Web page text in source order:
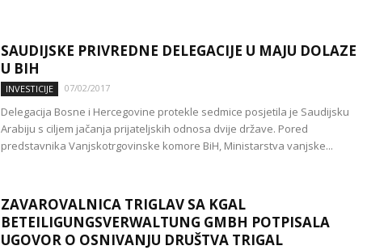
SAUDIJSKE PRIVREDNE DELEGACIJE U MAJU DOLAZE
U BIH
INVESTICIJE 07/02/2017
Delegacija Bosne i Hercegovine protekle sedmice posjetila je Saudijsku
Arabiju s ciljem jačanja prijateljskih odnosa dvije države. Pored
predstavnika Vanjskotrgovinske komore BiH, Ministarstva vanjske...
ZAVAROVALNICA TRIGLAV SA KGAL
BETEILIGUNGSVERWALTUNG GMBH POTPISALA
UGOVOR O OSNIVANJU DRUŠTVA TRIGAL